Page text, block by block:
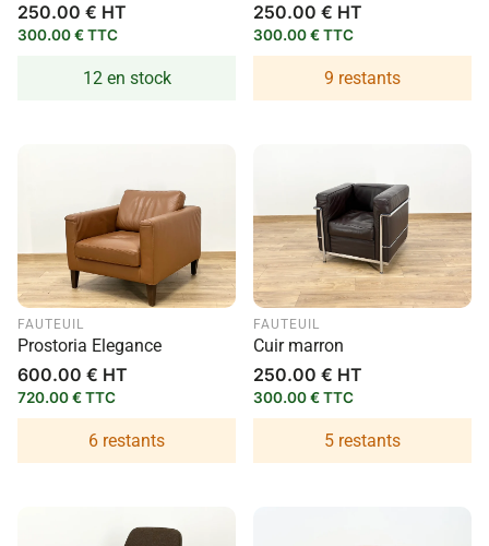
Prix
habituel
250.00 € HT
300.00 € TTC
12 en stock
Prix
habituel
250.00 € HT
300.00 € TTC
9 restants
FAUTEUIL
Prostoria Elegance
Prix
habituel
600.00 € HT
720.00 € TTC
6 restants
FAUTEUIL
Cuir marron
Prix
habituel
250.00 € HT
300.00 € TTC
5 restants